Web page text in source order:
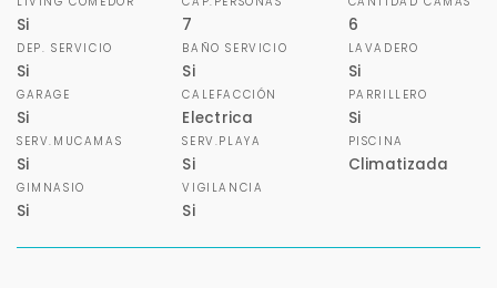
Si 7 6
DEP. SERVICIO
Si
BAÑO SERVICIO
Si
LAVADERO
Si
GARAGE
Si
CALEFACCIÓN
Electrica
PARRILLERO
Si
SERV.MUCAMAS
Si
SERV.PLAYA
Si
PISCINA
Climatizada
GIMNASIO
Si
VIGILANCIA
Si
Déjanos tus datos para identificar tu consulta en el
+598